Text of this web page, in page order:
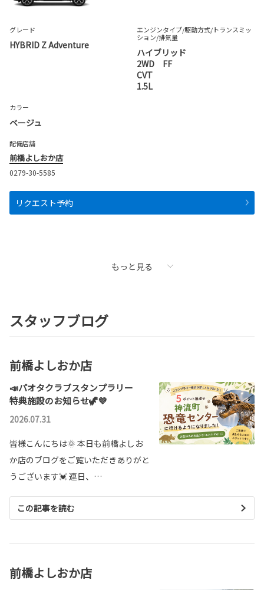
グレード
HYBRID Z Adventure
エンジンタイプ/駆動方式/トランスミッ
ション/排気量
ハイブリッド
2WD FF
CVT
1.5L
カラー
ベージュ
配備店舗
前橋よしおか店
0279-30-5585
リクエスト予約
もっと見る
スタッフブログ
前橋よしおか店
📣パオタクラブスタンプラリー
特典施設のお知らせ🦖💜
2026.07.31
皆様こんにちは🌞 本日も前橋よしお
か店のブログをご覧いただきありがと
うございます💓 連日、…
この記事を読む
前橋よしおか店